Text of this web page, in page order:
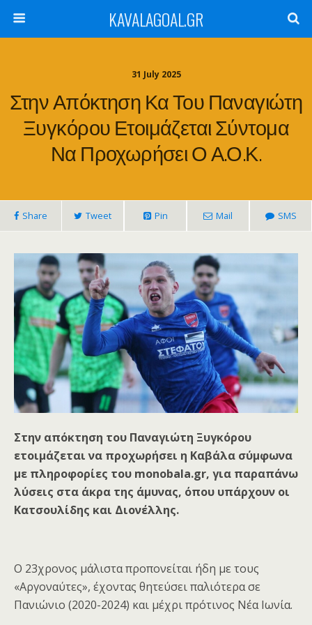
KAVALAGOAL.GR
31 July 2025
Στην Απόκτηση Κα Του Παναγιώτη
Ξυγκόρου Ετοιμάζεται Σύντομα
Να Προχωρήσει Ο Α.Ο.Κ.
Share Tweet Pin Mail SMS
Στην απόκτηση του Παναγιώτη Ξυγκόρου
ετοιμάζεται να προχωρήσει η Καβάλα σύμφωνα
με πληροφορίες του monobala.gr, για παραπάνω
λύσεις στα άκρα της άμυνας, όπου υπάρχουν οι
Κατσουλίδης και Διονέλλης.
Ο 23χρονος μάλιστα προπονείται ήδη με τους
«Αργοναύτες», έχοντας θητεύσει παλιότερα σε
Πανιώνιο (2020-2024) και μέχρι πρότινος Νέα Ιωνία.